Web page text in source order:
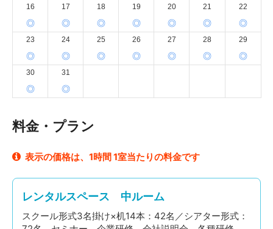
16
◎
17
◎
18
◎
19
◎
20
◎
21
◎
22
◎
23
◎
24
◎
25
◎
26
◎
27
◎
28
◎
29
◎
30
◎
31
◎
料金・プラン
表示の価格は、1時間 1室当たりの料金です
レンタルスペース 中ルーム
スクール形式3名掛け×机14本：42名／シアター形式：